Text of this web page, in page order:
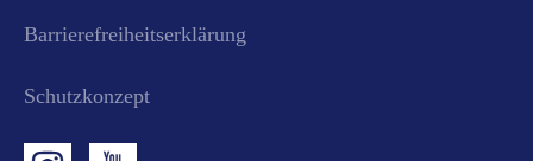
Barrierefreiheitserklärung
Schutzkonzept